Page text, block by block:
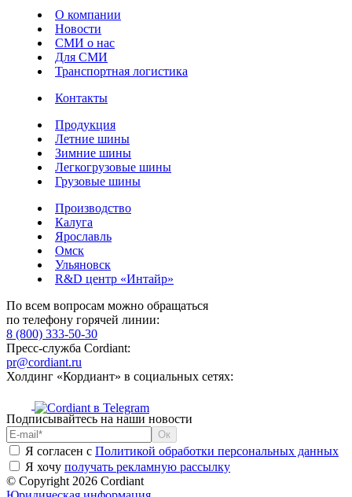
О компании
Новости
СМИ о нас
Для СМИ
Транспортная логистика
Контакты
Продукция
Летние шины
Зимние шины
Легкогрузовые шины
Грузовые шины
Производство
Калуга
Ярославль
Омск
Ульяновск
R&D центр «Интайр»
По всем вопросам можно обращаться
по телефону горячей линии:
8 (800) 333-50-30
Пресс-служба Cordiant:
pr@cordiant.ru
Холдинг «Кордиант» в социальных сетях:
Подписывайтесь на наши новости
Я согласен с Политикой обработки персональных данных
Я хочу получать рекламную рассылку
© Copyright 2026 Cordiant